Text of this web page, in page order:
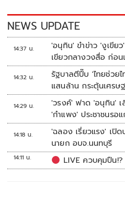
k k
NEWS UPDATE
14:37 น.
'อนุทิน' ขำข่าว 'งูเขีย
เขียวกลางวงสื่อ ก่อ
งับอีกแล้ว
14:32 น.
รัฐบาลตีปี๊บ 'ไทยช่วย
แสนล้าน กระตุ้นเศรษ
14:29 น.
'วรงค์' ฟาด 'อนุทิน' เ
'กำแพง' ประชาชนร
14:18 น.
'ฉลอง เรี่ยวแรง' เปิด
นายก อบจ.นนทบุรี
14:11 น. LIVE ควบคุมปืน